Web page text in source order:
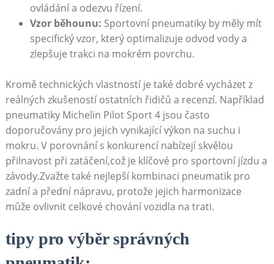
‍ovládání⁢ a odezvu řízení.
Vzor běhounu: Sportovní ​pneumatiky by měly ⁢mít
‍specifický vzor, který optimalizuje ⁢odvod vody‌ a
zlepšuje trakci na mokrém povrchu.
Kromě technických vlastností ‍je také dobré vycházet z
reálných zkušeností ostatních řidičů ‌a recenzí. Například
pneumatiky Michelin Pilot Sport 4 jsou často
doporučovány pro​ jejich vynikající ⁤výkon na suchu i
mokru. V porovnání s konkurencí‍ nabízejí skvělou
přilnavost při zatáčení,což ⁣je klíčové pro sportovní jízdu a
závody.Zvažte také ‍nejlepší kombinaci pneumatik pro
zadní⁣ a přední nápravu,​ protože jejich harmonizace
může‌ ovlivnit‌ celkové ⁣chování vozidla na trati.
tipy⁢ pro výběr ​správných